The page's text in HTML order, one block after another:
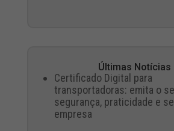
Últimas Notícias
Certificado Digital para
transportadoras: emita o
segurança, praticidade e
empresa